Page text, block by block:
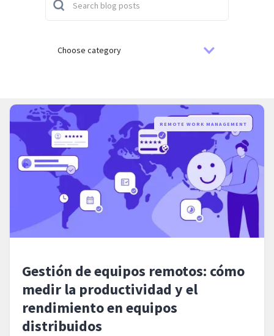
Choose category
REMOTE WORK MANAGEMENT
Gestión de equipos remotos: cómo
medir la productividad y el
rendimiento en equipos
distribuidos